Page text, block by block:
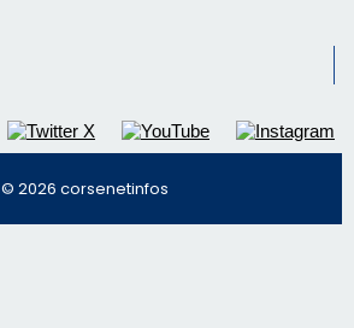
© 2026 corsenetinfos